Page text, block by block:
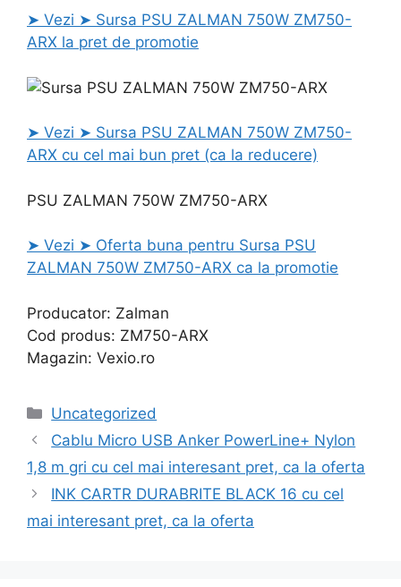
➤ Vezi ➤ Sursa PSU ZALMAN 750W ZM750-
ARX la pret de promotie
➤ Vezi ➤ Sursa PSU ZALMAN 750W ZM750-
ARX cu cel mai bun pret (ca la reducere)
PSU ZALMAN 750W ZM750-ARX
➤ Vezi ➤ Oferta buna pentru Sursa PSU
ZALMAN 750W ZM750-ARX ca la promotie
Producator: Zalman
Cod produs: ZM750-ARX
Magazin: Vexio.ro
Categories
Uncategorized
Cablu Micro USB Anker PowerLine+ Nylon
1,8 m gri cu cel mai interesant pret, ca la oferta
INK CARTR DURABRITE BLACK 16 cu cel
mai interesant pret, ca la oferta